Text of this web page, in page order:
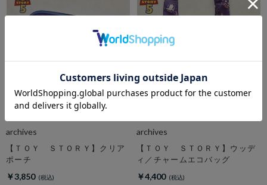
archives
【ＴＯＹ ＳＴＯＲＹ】クリア
ポーチ
￥3,850
archives
【ＴＯＹ ＳＴＯＲＹ】ウッデ
ィ／チャームエコバッグ
￥4,400